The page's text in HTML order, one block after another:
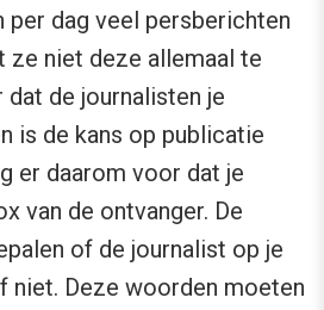
per dag veel persberichten
ze niet deze allemaal te
dat de journalisten je
is de kans op publicatie
er daarom voor dat je
van de ontvanger. De
of de journalist op je
niet. Deze woorden moeten